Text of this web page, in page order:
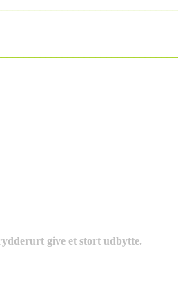
give et stort udbytte.